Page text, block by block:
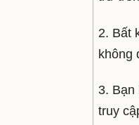
2. Bất
không
3. Bạn
truy